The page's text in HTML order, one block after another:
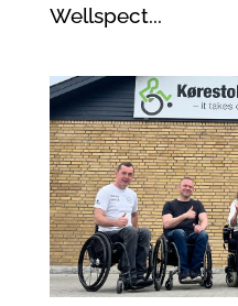
Wellspect...